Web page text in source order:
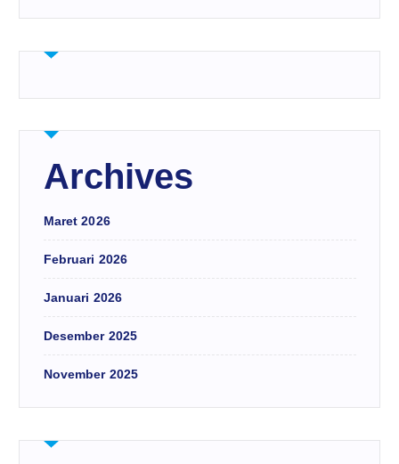
Archives
Maret 2026
Februari 2026
Januari 2026
Desember 2025
November 2025